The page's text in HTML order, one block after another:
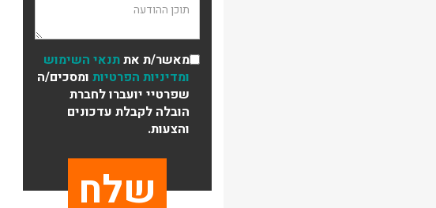
תוכן ההודעה
מאשר/ת אתתנאי השימוש
ומדיניות הפרטיות ומסכים/ה
שפרטיי יועברו לחברת
הובלה לקבלת עדכונים
והצעות.